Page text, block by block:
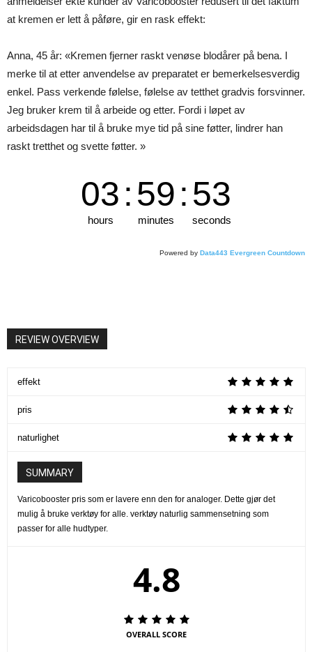
at kremen er lett å påføre, gir en rask effekt:
Anna, 45 år: «Kremen fjerner raskt venøse blodårer på bena. I
merke til at etter anvendelse av preparatet er bemerkelsesverdig
enkel. Pass verkende følelse, følelse av tetthet gradvis forsvinner.
Jeg bruker krem ​​til å arbeide og etter. Fordi i løpet av
arbeidsdagen har til å bruke mye tid på sine føtter, lindrer han
raskt tretthet og svette føtter. »
03
hours
:59
minutes
:52
seconds
Powered by Data443 Evergreen Countdown
REVIEW OVERVIEW
effekt
pris
naturlighet
SUMMARY
Varicobooster pris som er lavere enn den for analoger. Dette gjør det
mulig å bruke verktøy for alle. verktøy naturlig sammensetning som
passer for alle hudtyper.
4.8
OVERALL SCORE